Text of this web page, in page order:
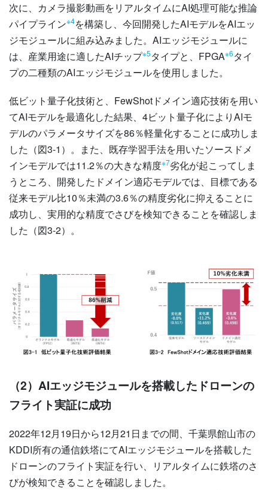
次に、カメラ撮影動画をリアルタイムにAI処理可能な推論
パイプライン※4を構築し、今回開発したAIモデルをAIエッ
ジモジュールに組み込みました。AIエッジモジュールに
は、産業用途に適したAIチップ※5タイプと、FPGA※6タイ
プの二種類のAIエッジモジュールを使用しました。
低ビット量子化技術と、FewShotドメイン適応技術を用い
てAIモデルを最適化した結果、4ビット量子化によりAIモ
デルのパラメータサイズを86％軽量化することに成功しま
した（図3-1）。また、既存学習手法を用いたソースドメ
インモデルでは11.2％の大きな精度※7劣化が起こってしま
うところ、開発したドメイン適応モデルでは、目標である
従来モデル比10％未満の3.6％の精度劣化に抑えることに
成功し、実用的な精度でさびを検知できることを確認しま
した（図3-2）。
（2）AIエッジモジュールを搭載したドローンの
フライト実証に成功
2022年12月19日から12月21日までの間、千葉県館山市の
KDDI所有の通信鉄塔にてAIエッジモジュールを搭載した
ドローンのフライト実証を行い、リアルタイムに鉄塔のさ
びが検知できることを確認しました。